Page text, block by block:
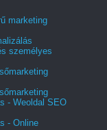
marketing
személyes
- Weoldal SEO
- Online